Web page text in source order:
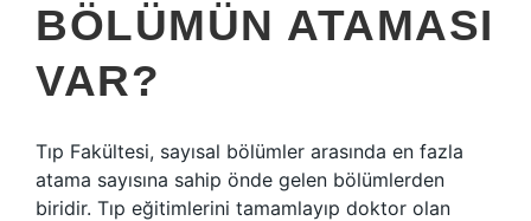
BÖLÜMÜN ATAMASI
VAR?
Tıp Fakültesi, sayısal bölümler arasında en fazla
atama sayısına sahip önde gelen bölümlerden
biridir. Tıp eğitimlerini tamamlayıp doktor olan